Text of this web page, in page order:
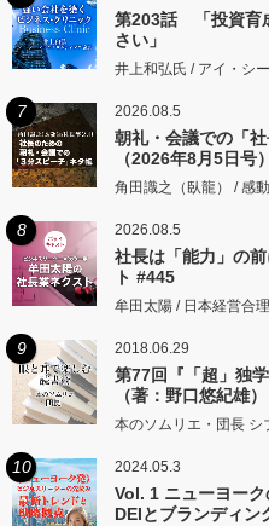
第203話 「投資育
さい」
井上和弘氏 / アイ・シ
7 2026.08.5
朝礼・会議での「
（2026年8月5日号）
角田識之（臥龍） / 感
8 2026.08.5
社長は「能力」の
ト #445
牟田太陽 / 日本経営合
9 2018.06.29
第77回『「超」独
（著：野口悠紀雄）
本のソムリエ・団長 シ
10 2024.05.3
Vol. 1 ニューヨーク
DEIとブランディン